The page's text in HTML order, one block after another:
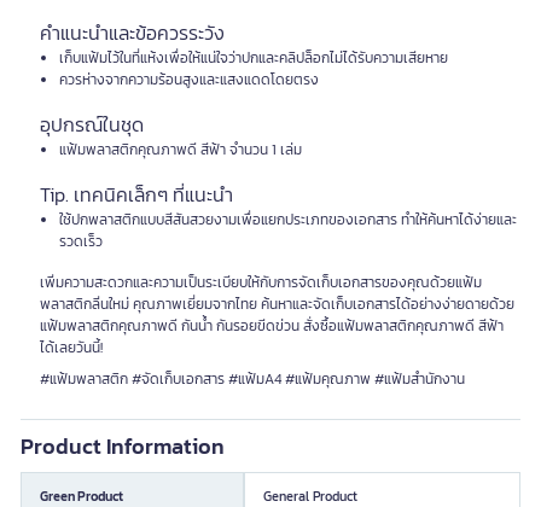
คำแนะนำและข้อควรระวัง
เก็บแฟ้มไว้ในที่แห้งเพื่อให้แน่ใจว่าปกและคลิปล็อกไม่ได้รับความเสียหาย
ควรห่างจากความร้อนสูงและแสงแดดโดยตรง
อุปกรณ์ในชุด
แฟ้มพลาสติกคุณภาพดี สีฟ้า จำนวน 1 เล่ม
Tip. เทคนิคเล็กๆ ที่แนะนำ
ใช้ปกพลาสติกแบบสีสันสวยงามเพื่อแยกประเภทของเอกสาร ทำให้ค้นหาได้ง่ายและ
รวดเร็ว
เพิ่มความสะดวกและความเป็นระเบียบให้กับการจัดเก็บเอกสารของคุณด้วยแฟ้ม
พลาสติกลิ่นใหม่ คุณภาพเยี่ยมจากไทย ค้นหาและจัดเก็บเอกสารได้อย่างง่ายดายด้วย
แฟ้มพลาสติกคุณภาพดี กันน้ำ กันรอยขีดข่วน สั่งซื้อแฟ้มพลาสติกคุณภาพดี สีฟ้า
ได้เลยวันนี้!
#แฟ้มพลาสติก #จัดเก็บเอกสาร #แฟ้มA4 #แฟ้มคุณภาพ #แฟ้มสำนักงาน
Product Information
Green Product General Product